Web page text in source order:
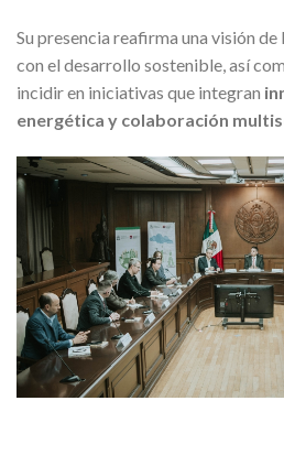
Su presencia reafirma una visión
con el desarrollo sostenible, así
incidir en iniciativas que integran
energética y colaboración